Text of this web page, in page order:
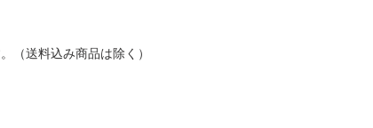
（送料込み商品は除く）